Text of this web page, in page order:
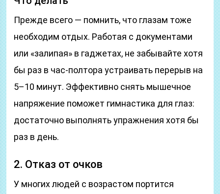
Прежде всего — помнить, что глазам тоже
необходим отдых. Работая с документами
или «залипая» в гаджетах, не забывайте хотя
бы раз в час-полтора устраивать перерыв на
5–10 минут. Эффективно снять мышечное
напряжение поможет гимнастика для глаз:
достаточно выполнять упражнения хотя бы
раз в день.
2. Отказ от очков
У многих людей с возрастом портится